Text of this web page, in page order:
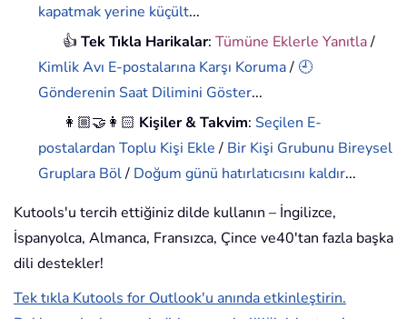
kapatmak yerine küçült...
👍Tek Tıkla Harikalar:Tümüne Eklerle Yanıtla/
Kimlik Avı E-postalarına Karşı Koruma/ 🕘
Gönderenin Saat Dilimini Göster...
👩🏼‍🤝‍👩🏻 Kişiler & Takvim: Seçilen E-
postalardan Toplu Kişi Ekle/ Bir Kişi Grubunu Bireysel
Gruplara Böl/ Doğum günü hatırlatıcısını kaldır...
Kutools'u tercih ettiğiniz dilde kullanın – İngilizce,
İspanyolca, Almanca, Fransızca, Çince ve40'tan fazla başka
dili destekler!
Tek tıkla Kutools for Outlook'u anında etkinleştirin.